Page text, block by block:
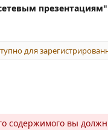
для
содержимого вы